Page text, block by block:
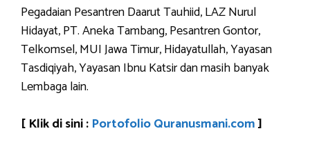
Pegadaian Pesantren Daarut Tauhiid, LAZ Nurul
Hidayat, PT. Aneka Tambang, Pesantren Gontor,
Telkomsel, MUI Jawa Timur, Hidayatullah, Yayasan
Tasdiqiyah, Yayasan Ibnu Katsir dan masih banyak
Lembaga lain.
[ Klik di sini : Portofolio Quranusmani.com]